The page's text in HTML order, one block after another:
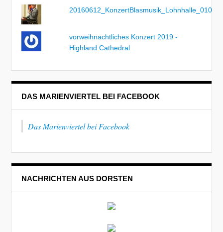
20160612_KonzertBlasmusik_Lohnhalle_010
vorweihnachtliches Konzert 2019 -
Highland Cathedral
DAS MARIENVIERTEL BEI FACEBOOK
Das Marienviertel bei Facebook
NACHRICHTEN AUS DORSTEN